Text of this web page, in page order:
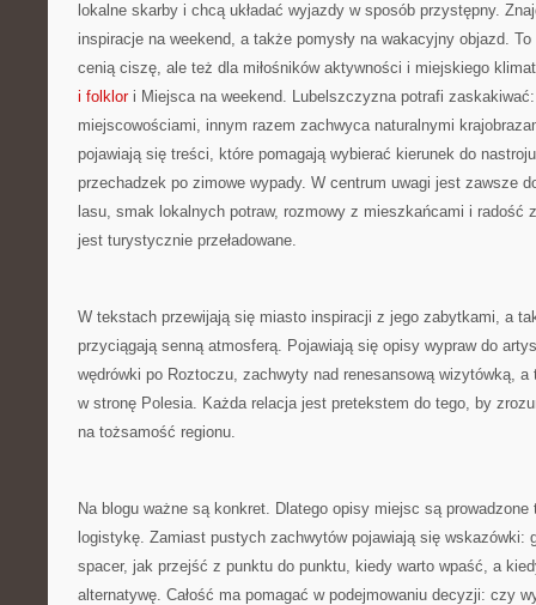
lokalne skarby i chcą układać wyjazdy w sposób przystępny.
inspiracje na weekend, a także pomysły na wakacyjny objazd.
cenią ciszę, ale też dla miłośników aktywności i miejskiego
i folklori Miejsca na weekend. Lubelszczyzna potrafi
miejscowościami, innym razem zachwyca naturalnymi
pojawiają się treści, które pomagają wybierać kierunek do
przechadzek po zimowe wypady. W centrum uwagi jest zawsze
lasu, smak lokalnych potraw, rozmowy z mieszkańcami i radość
jest turystycznie przeładowane.
W tekstach przewijają się miasto inspiracji z jego zabytkami, a
przyciągają senną atmosferą. Pojawiają się opisy wypraw do
wędrówki po Roztoczu, zachwyty nad renesansową wizytówką,
w stronę Polesia. Każda relacja jest pretekstem do tego, by
na tożsamość regionu.
Na blogu ważne są konkret. Dlatego opisy miejsc są prowadzone
logistykę. Zamiast pustych zachwytów pojawiają się wskazówki:
spacer, jak przejść z punktu do punktu, kiedy warto wpaść, a
alternatywę. Całość ma pomagać w podejmowaniu decyzji: czy